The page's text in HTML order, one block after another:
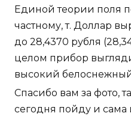
Единой теории поля
частному, т. Доллар
до 28,4370 рубля
целом прибор
высокий
Спасибо вам за фото,
сегодня пойду и сама